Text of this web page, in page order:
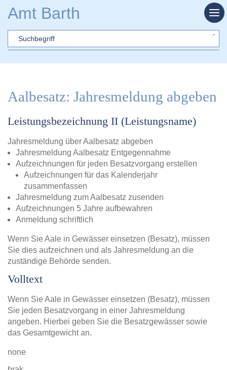
Amt Barth
Sword
Aalbesatz: Jahresmeldung abgeben
Leistungsbezeichnung II (Leistungsname)
Jahresmeldung über Aalbesatz abgeben
Jahresmeldung Aalbesatz Entgegennahme
Aufzeichnungen für jeden Besatzvorgang erstellen
Aufzeichnungen für das Kalenderjahr
zusammenfassen
Jahresmeldung zum Aalbesatz zusenden
Aufzeichnungen 5 Jahre aufbewahren
Anmeldung schriftlich
Wenn Sie Aale in Gewässer einsetzen (Besatz), müssen
Sie dies aufzeichnen und als Jahresmeldung an die
zuständige Behörde senden.
Volltext
Wenn Sie Aale in Gewässer einsetzen (Besatz), müssen
Sie jeden Besatzvorgang in einer Jahresmeldung
angeben. Hierbei geben Sie die Besatzgewässer sowie
das Gesamtgewicht an.
none